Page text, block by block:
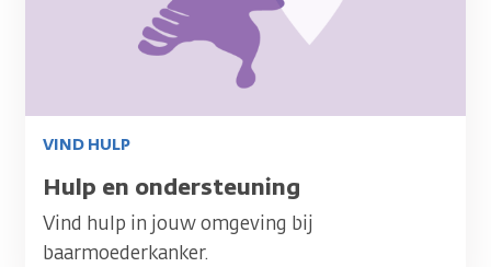
VIND HULP
Titel
Hulp en ondersteuning
Vind hulp in jouw omgeving bij
baarmoederkanker.